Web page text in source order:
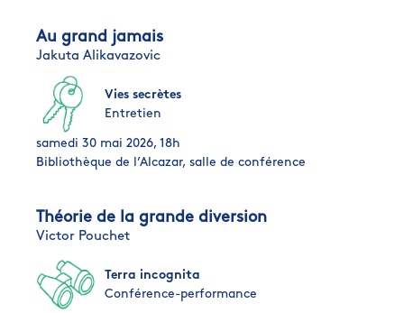
Au grand jamais
Jakuta Alikavazovic
Vies secrètes
Entretien
samedi 30 mai 2026, 18h
Bibliothèque de l’Alcazar, salle de conférence
Théorie de la grande diversion
Victor Pouchet
Terra incognita
Conférence-performance